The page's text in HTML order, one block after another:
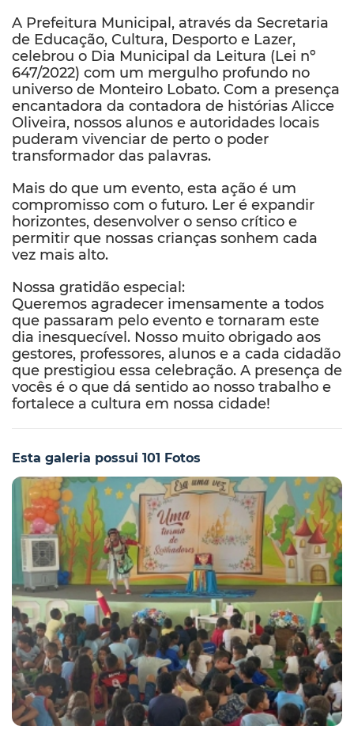
A Prefeitura Municipal, através da Secretaria
de Educação, Cultura, Desporto e Lazer,
celebrou o Dia Municipal da Leitura (Lei nº
647/2022) com um mergulho profundo no
universo de Monteiro Lobato. Com a presença
encantadora da contadora de histórias Alicce
Oliveira, nossos alunos e autoridades locais
puderam vivenciar de perto o poder
transformador das palavras.
Mais do que um evento, esta ação é um
compromisso com o futuro. Ler é expandir
horizontes, desenvolver o senso crítico e
permitir que nossas crianças sonhem cada
vez mais alto.
Nossa gratidão especial:
Queremos agradecer imensamente a todos
que passaram pelo evento e tornaram este
dia inesquecível. Nosso muito obrigado aos
gestores, professores, alunos e a cada cidadão
que prestigiou essa celebração. A presença de
vocês é o que dá sentido ao nosso trabalho e
fortalece a cultura em nossa cidade!
Esta galeria possui 101 Fotos